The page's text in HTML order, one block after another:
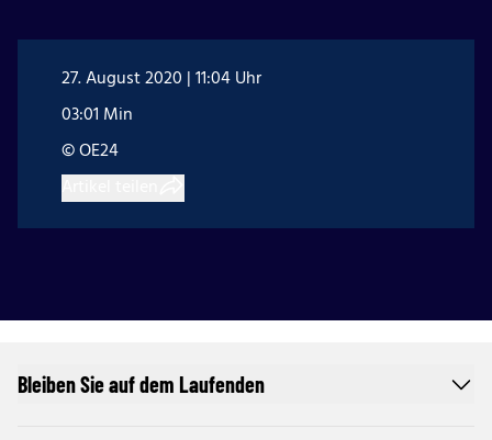
27. August 2020 | 11:04 Uhr
03:01 Min
© OE24
Bleiben Sie auf dem Laufenden